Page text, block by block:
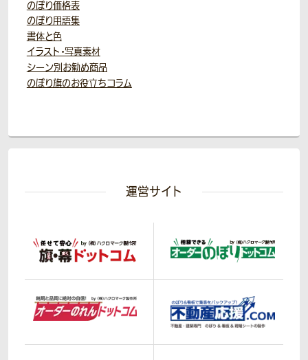
のぼり価格表
のぼり用語集
書体と色
イラスト・写真素材
シーン別お勧め商品
のぼり旗のお役立ちコラム
運営サイト